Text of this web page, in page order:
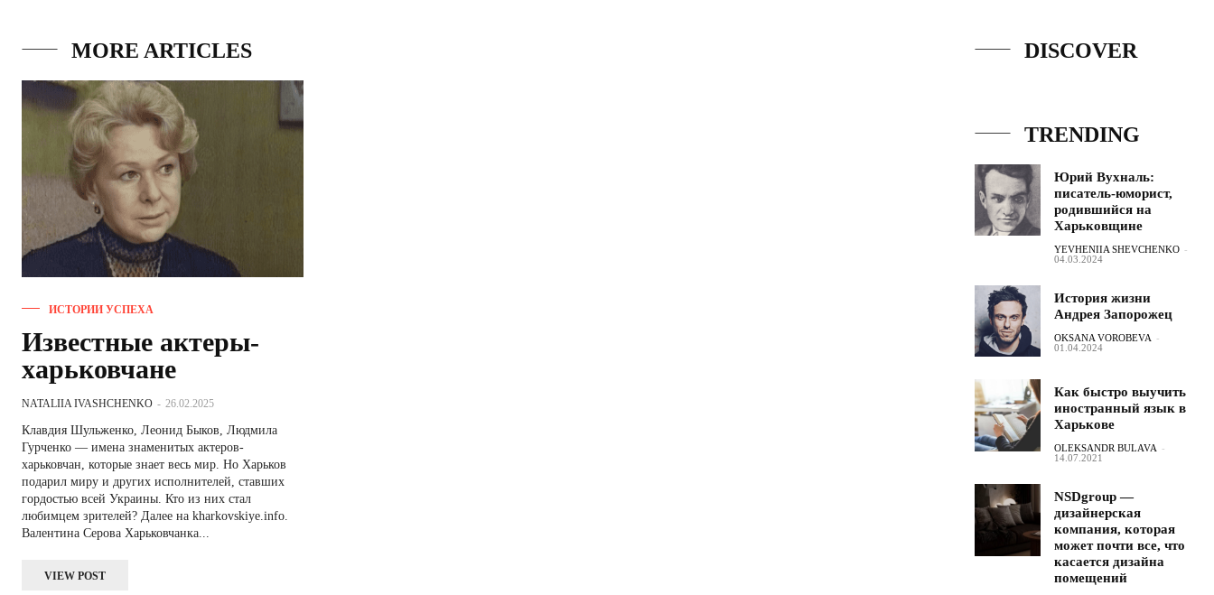
MORE ARTICLES
ИСТОРИИ УСПЕХА
Известные актеры-
харьковчане
NATALIIA IVASHCHENKO - 26.02.2025
Клавдия Шульженко, Леонид Быков, Людмила
Гурченко — имена знаменитых актеров-
харьковчан, которые знает весь мир. Но Харьков
подарил миру и других исполнителей, ставших
гордостью всей Украины. Кто из них стал
любимцем зрителей? Далее на kharkovskiye.info.
Валентина Серова Харьковчанка...
VIEW POST
DISCOVER
TRENDING
Юрий Вухналь:
писатель-юморист,
родившийся на
Харьковщине
YEVHENIIA SHEVCHENKO -
04.03.2024
История жизни
Андрея Запорожец
OKSANA VOROBEVA -
01.04.2024
Как быстро выучить
иностранный язык в
Харькове
OLEKSANDR BULAVA -
14.07.2021
NSDgroup —
дизайнерская
компания, которая
может почти все, что
касается дизайна
помещений